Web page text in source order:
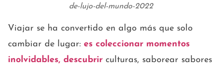
de-lujo-del-mundo-2022
Viajar se ha convertido en algo más que solo
cambiar de lugar: es coleccionar momentos
inolvidables, descubrir culturas, saborear sabores